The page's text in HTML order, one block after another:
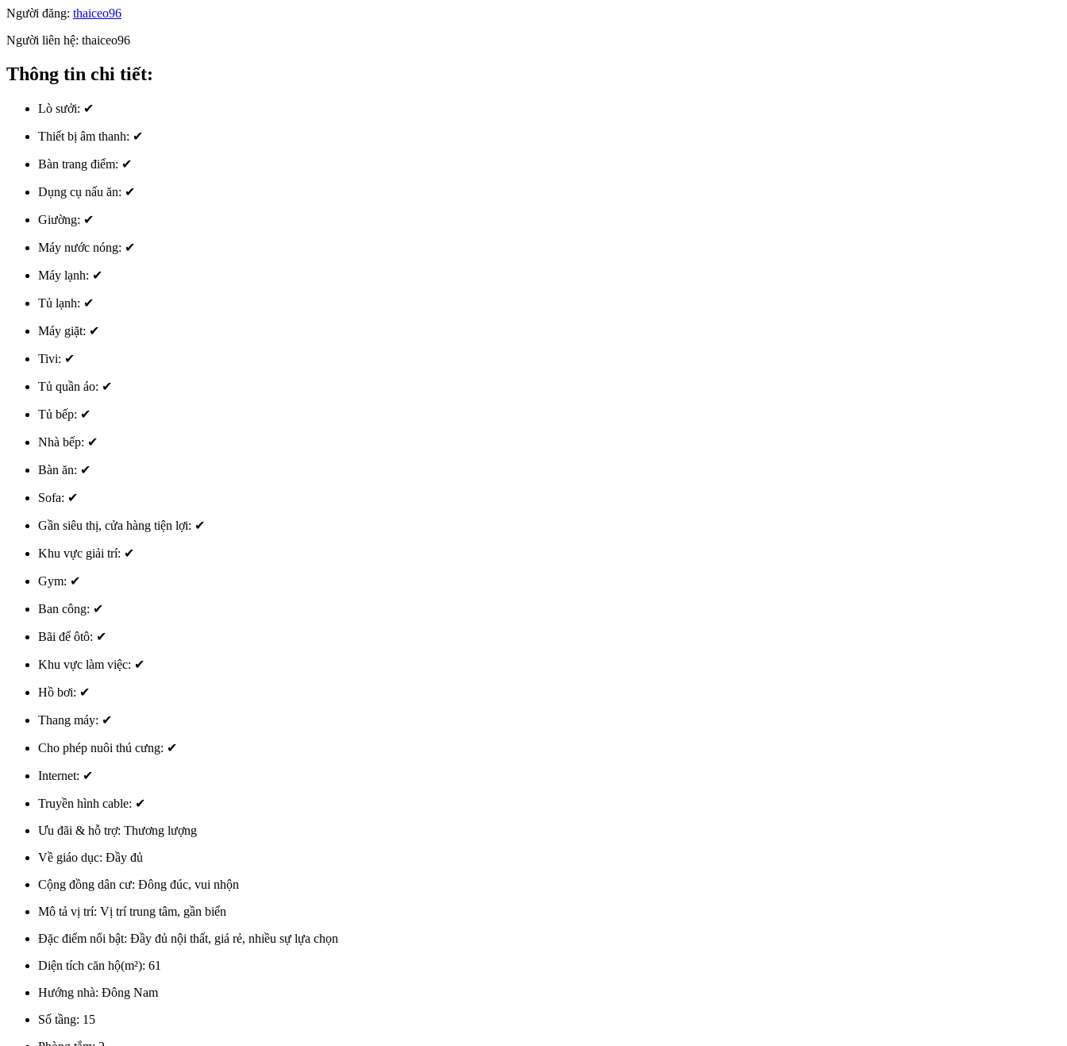
Người đăng: thaiceo96
Người liên hệ: thaiceo96
Thông tin chi tiết:
Lò sưởi: ✔
Thiết bị âm thanh: ✔
Bàn trang điểm: ✔
Dụng cụ nấu ăn: ✔
Giường: ✔
Máy nước nóng: ✔
Máy lạnh: ✔
Tủ lạnh: ✔
Máy giặt: ✔
Tivi: ✔
Tủ quần áo: ✔
Tủ bếp: ✔
Nhà bếp: ✔
Bàn ăn: ✔
Sofa: ✔
Gần siêu thị, cửa hàng tiện lợi: ✔
Khu vực giải trí: ✔
Gym: ✔
Ban công: ✔
Bãi để ôtô: ✔
Khu vực làm việc: ✔
Hồ bơi: ✔
Thang máy: ✔
Cho phép nuôi thú cưng: ✔
Internet: ✔
Truyền hình cable: ✔
Ưu đãi & hỗ trợ: Thương lượng
Về giáo dục: Đầy đủ
Cộng đồng dân cư: Đông đúc, vui nhộn
Mô tả vị trí: Vị trí trung tâm, gần biển
Đặc điểm nổi bật: Đầy đủ nội thất, giá rẻ, nhiều sự lựa chọn
Diện tích căn hộ(m²): 61
Hướng nhà: Đông Nam
Số tầng: 15